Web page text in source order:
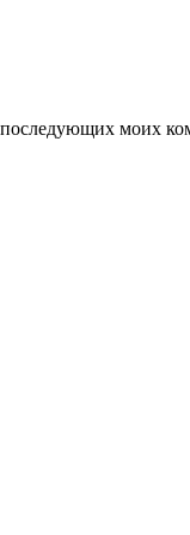
последующих моих